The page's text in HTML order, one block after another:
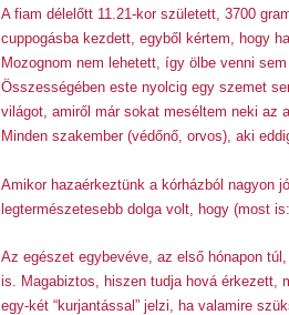
A fiam délelőtt 11.21-kor született, 3700
cuppogásba kezdett, egyből kértem, hogy
Mozognom nem lehetett, így ölbe venni
Összességében este nyolcig egy szemet
világot, amiről már sokat meséltem neki az
Minden szakember (védőnő, orvos), aki
Amikor hazaérkeztünk a kórházból nagyon
legtermészetesebb dolga volt, hogy (most
Az egészet egybevéve, az első hónapon
is. Magabiztos, hiszen tudja hová érkezett,
egy-két “kurjantással” jelzi, ha valamire